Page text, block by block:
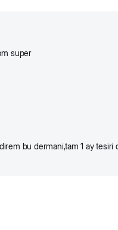
super
bu dermani,tam 1 ay